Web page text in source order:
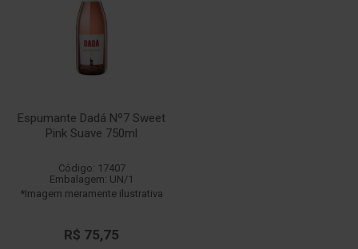
Espumante Dadá Nº7 Sweet
Pink Suave 750ml
Código: 17407
Embalagem: UN/1
*Imagem meramente ilustrativa
R$ 75,75